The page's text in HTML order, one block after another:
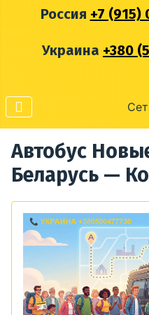
Россия +7 (915)
Украина +380
Автобус
Беларусь —